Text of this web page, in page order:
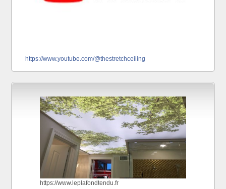
https://www.youtube.com/@thestretchceiling
https://www.leplafondtendu.fr